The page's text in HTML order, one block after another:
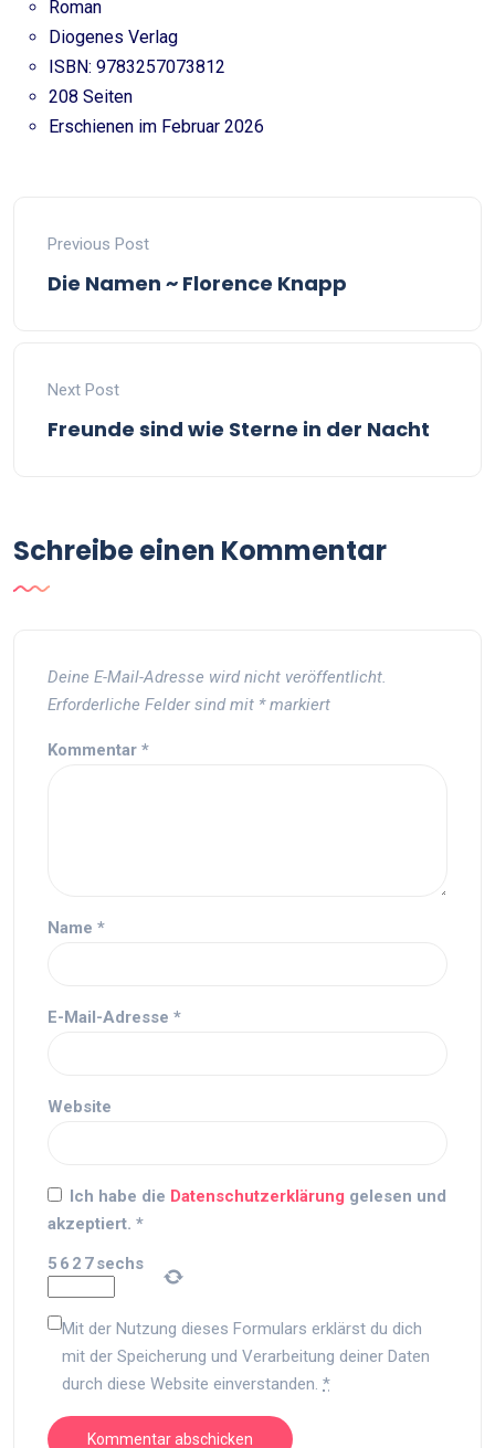
Roman
Diogenes Verlag
ISBN: 9783257073812
208 Seiten
Erschienen im Februar 2026
Previous Post
Die Namen ~ Florence Knapp
Next Post
Freunde sind wie Sterne in der Nacht
Schreibe einen Kommentar
Deine E-Mail-Adresse wird nicht veröffentlicht.
Erforderliche Felder sind mit *markiert
Kommentar *
Name *
E-Mail-Adresse *
Website
Ich habe die Datenschutzerklärung gelesen und
akzeptiert. *
5 6 2 7sechs
Mit der Nutzung dieses Formulars erklärst du dich
mit der Speicherung und Verarbeitung deiner Daten
durch diese Website einverstanden. *